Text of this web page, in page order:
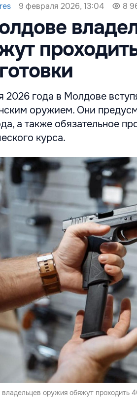
9 февраля 2026, 13:04 8
2026 года в Молдове
оружием. Они
а также обязательное
курса.
оружия обяжут проходить